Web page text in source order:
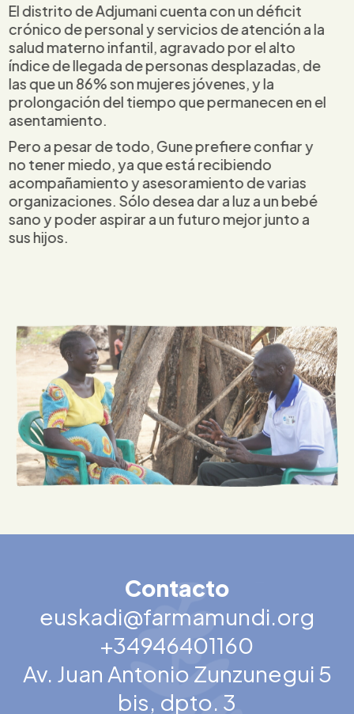
El distrito de Adjumani cuenta con un déficit
crónico de personal y servicios de atención a la
salud materno infantil, agravado por el alto
índice de llegada de personas desplazadas, de
las que un 86% son mujeres jóvenes, y la
prolongación del tiempo que permanecen en el
asentamiento.
Pero a pesar de todo, Gune prefiere confiar y
no tener miedo, ya que está recibiendo
acompañamiento y asesoramiento de varias
organizaciones. Sólo desea dar a luz a un bebé
sano y poder aspirar a un futuro mejor junto a
sus hijos.
Contacto
euskadi@farmamundi.org
+34946401160
Av. Juan Antonio Zunzunegui 5
bis, dpto. 3